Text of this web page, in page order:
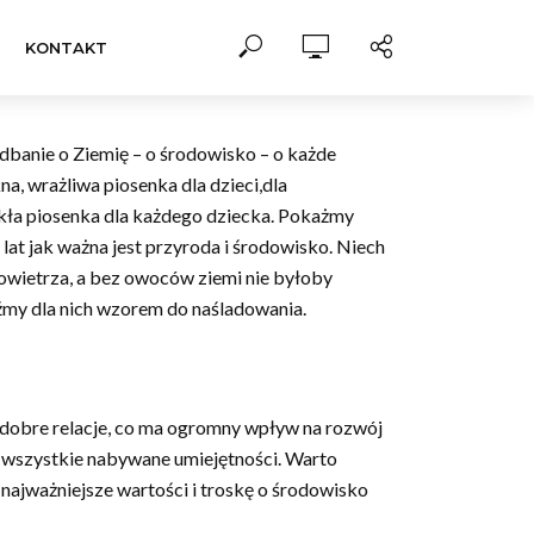
KONTAKT
o Ziemię – o środowisko – o każde
wrażliwa piosenka dla dzieci,dla
piosenka dla każdego dziecka. Pokażmy
lat jak ważna jest przyroda i środowisko. Niech
a bez owoców ziemi nie byłoby
dla nich wzorem do naśladowania.
relacje, co ma ogromny wpływ na rozwój
nabywane umiejętności. Warto
wartości i troskę o środowisko